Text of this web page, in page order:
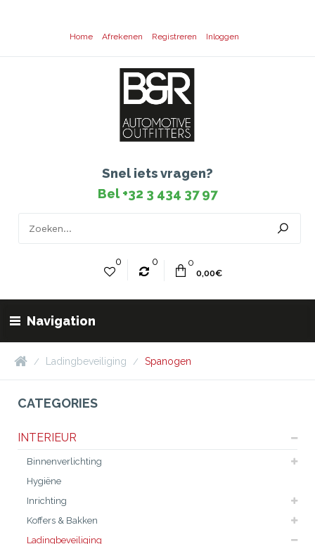
Home Afrekenen Registreren Inloggen
Snel iets vragen?
Bel +32 3 434 37 97
0 0
0
0,00€
Navigation
Ladingbeveiliging Spanogen
CATEGORIES
INTERIEUR
Binnenverlichting
Hygiëne
Inrichting
Koffers & Bakken
Ladingbeveiliging